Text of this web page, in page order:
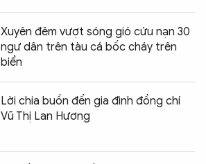
Xuyên đêm vượt sóng gió cứu nạn 30
ngư dân trên tàu cá bốc cháy trên
biển
Lời chia buồn đến gia đình đồng chí
Vũ Thị Lan Hương